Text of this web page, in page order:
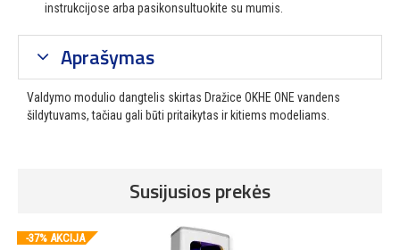
instrukcijose arba pasikonsultuokite su mumis.
Aprašymas
Valdymo modulio dangtelis skirtas Dražice OKHE ONE vandens
šildytuvams, tačiau gali būti pritaikytas ir kitiems modeliams.
Susijusios prekės
-37% AKCIJA